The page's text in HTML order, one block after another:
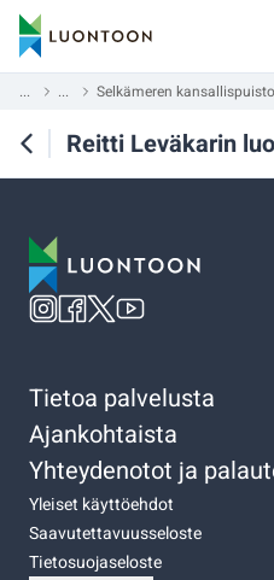
... ... Selkämeren kansallispuisto
Reitti Leväkarin
Tietoa palvelusta
Ajankohtaista
Yhteydenotot ja
Yleiset käyttöehdot
Saavutettavuusseloste
Tietosuojaseloste